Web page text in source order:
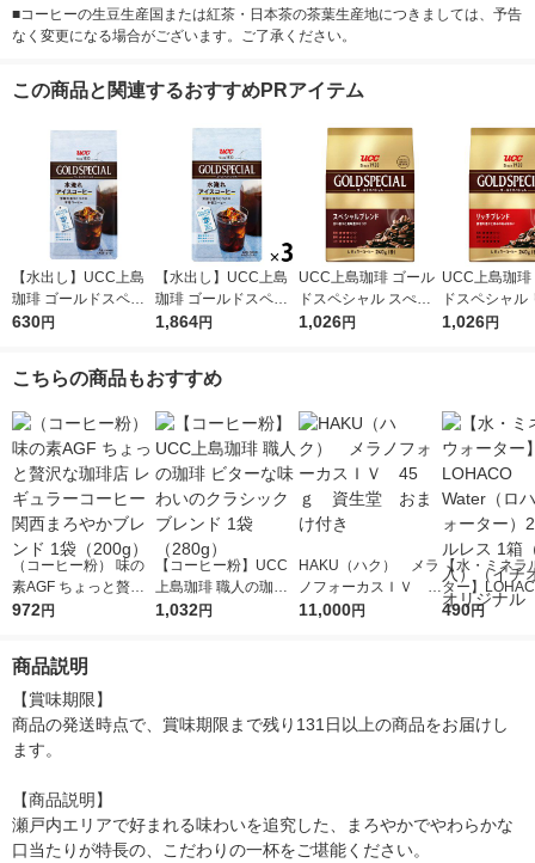
■コーヒーの生豆生産国または紅茶・日本茶の茶葉生産地につきましては、予告
なく変更になる場合がございます。ご了承ください。
この商品と関連するおすすめPRアイテム
【水出し】UCC上島
珈琲 ゴールドスペシ
ャル 水淹れアイスコ
630円
【水出し】UCC上島
珈琲 ゴールドスペシ
ャル 水淹れアイスコ
袋）
1,864円
UCC上島珈琲 ゴール
ドスペシャル スぺシ
ャルブレンド SAP 1
1,026円
UCC上島珈琲
ドスペシャル
ブレンド
1,026円
こちらの商品もおすすめ
（コーヒー粉） 味の
素AGF ちょっと贅沢
な珈琲店 レギュラー
g）
972円
【コーヒー粉】UCC
上島珈琲 職人の珈琲
ビターな味わいのクラ
1,032円
HAKU（ハク） メラ
ノフォーカスＩＶ 4
5ｇ 資生堂 おまけ
11,000円
【水・ミネラ
ター】
r（ロハコウ
490円
商品説明
【賞味期限】
商品の発送時点で、賞味期限まで残り131日以上の商品をお届けし
ます。
【商品説明】
瀬戸内エリアで好まれる味わいを追究した、まろやかでやわらかな
口当たりが特長の、こだわりの一杯をご堪能ください。